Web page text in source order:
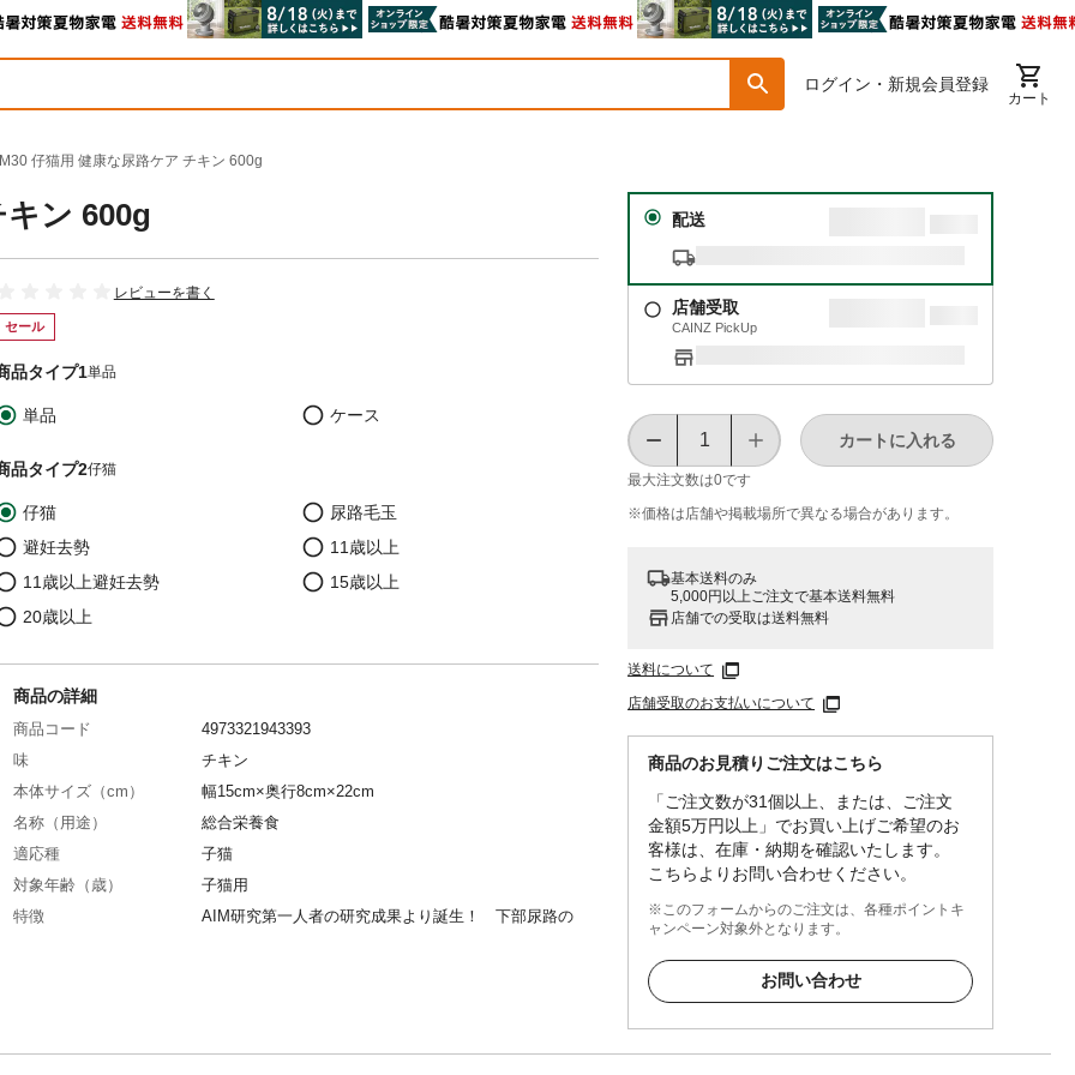
ログイン・新規会員登録
カート
仔猫用 健康な尿路ケア チキン 600g
ン 600g
レビューを書く
セール
品タイプ1単品
単品 ケース
品タイプ2仔猫
仔猫
尿路毛玉
避妊去勢
11歳以上
11歳以上避妊去勢
15歳以上
20歳以上
配送
店舗受取
CAINZ PickUp
最大注文数は0です
カートに入れる
※価格は​店舗や​掲載場所で​異なる​場合が​あります。
基本送料のみ
5,000円以上ご注文で基本送料無料
店舗での受取は送料無料
送料について
店舗受取のお支払いについて
商品のお見積りご注文はこちら
「ご注文数が31個以上、または、ご注文
金額5万円以上」でお買い上げご希望のお
客様は、在庫・納期を確認いたします。
こちらよりお問い合わせください。
※このフォームからのご注文は、各種ポイントキ
ャンペーン対象外となります。
お問い合わせ
商品の詳細
商品コード
4973321943393
味
チキン
本体サイズ（cm）
幅15cm×奥行8cm×22cm
名称（用途）
総合栄養食
適応種
子猫
対象年齢（歳）
子猫用
特徴
AIM研究第一人者の研究成果より誕生！ 下部尿路の